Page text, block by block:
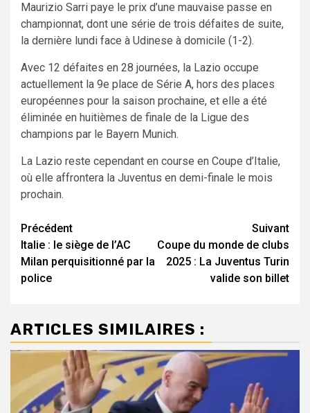
Maurizio Sarri paye le prix d’une mauvaise passe en
championnat, dont une série de trois défaites de suite,
la dernière lundi face à Udinese à domicile (1-2).
Avec 12 défaites en 28 journées, la Lazio occupe
actuellement la 9e place de Série A, hors des places
européennes pour la saison prochaine, et elle a été
éliminée en huitièmes de finale de la Ligue des
champions par le Bayern Munich.
La Lazio reste cependant en course en Coupe d’Italie,
où elle affrontera la Juventus en demi-finale le mois
prochain.
Navigation
d’article
Précédent
Italie : le siège de l’AC
Milan perquisitionné par la
police
Suivant
Coupe du monde de clubs
2025 : La Juventus Turin
valide son billet
ARTICLES SIMILAIRES :